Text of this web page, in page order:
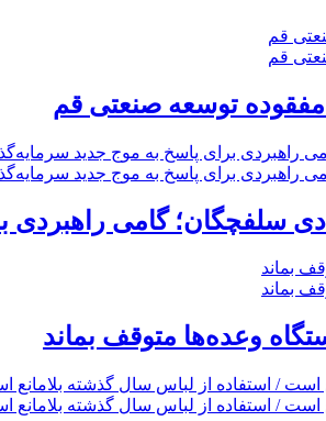
مفقوده توسعه صنعتی قم
وعده‌ها متوقف بماند